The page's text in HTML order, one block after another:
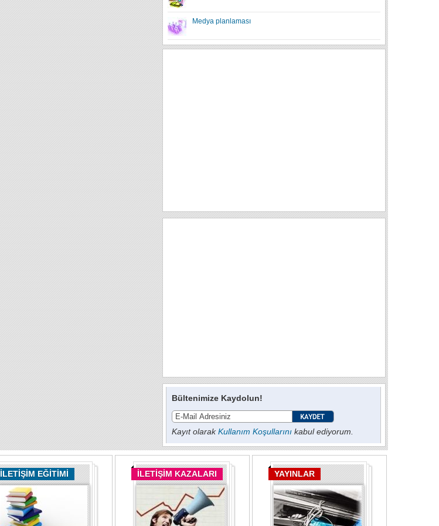
Medya planlaması
Bültenimize Kaydolun!
Kayıt olarakKullanım Koşullarını kabul ediyorum.
İLETİŞİM EĞİTİMİ İLETİŞİM KAZALARI YAYINLAR